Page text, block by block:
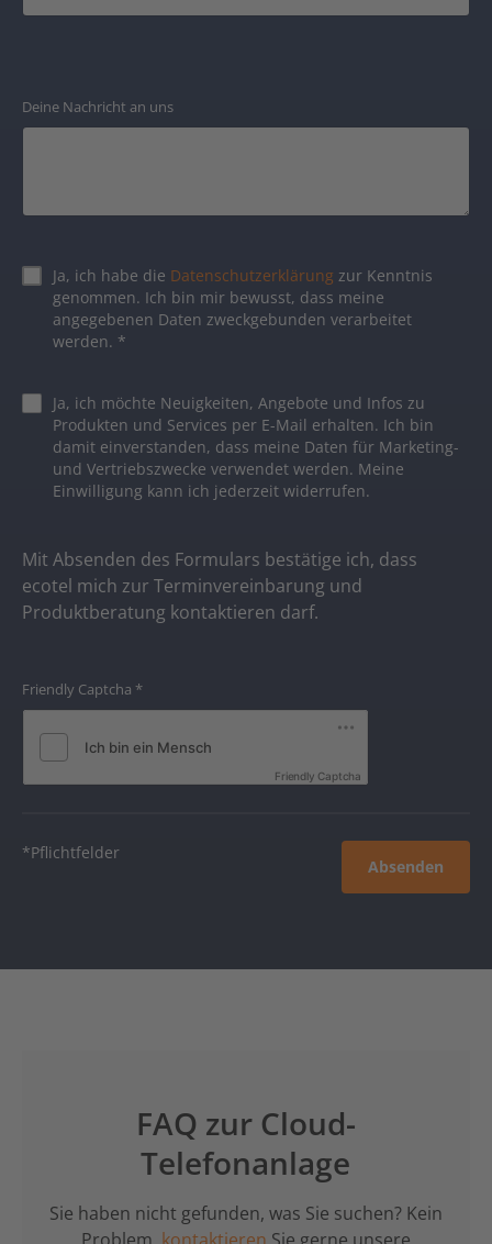
Deine Nachricht an uns
Ja, ich habe die Datenschutzerklärung zur Kenntnis
genommen. Ich bin mir bewusst, dass meine
angegebenen Daten zweckgebunden verarbeitet
werden. *
Ja, ich möchte Neuigkeiten, Angebote und Infos zu
Produkten und Services per E-Mail erhalten. Ich bin
damit einverstanden, dass meine Daten für Marketing-
und Vertriebszwecke verwendet werden. Meine
Einwilligung kann ich jederzeit widerrufen.
Mit Absenden des Formulars bestätige ich, dass
ecotel mich zur Terminvereinbarung und
Produktberatung kontaktieren darf.
Friendly Captcha *
Friendly Captcha
*Pflichtfelder
Absenden
FAQ zur Cloud-
Telefonanlage
Sie haben nicht gefunden, was Sie suchen? Kein